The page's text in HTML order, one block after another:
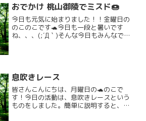
おでかけ 桃山御陵でミスド🍩
今日も元気に始まりました！！金曜日の
のこのこです🐢今日も一段と暑いです
ね、、、(;´Д｀)そんな今日もみんなで元
息吹きレース
皆さんこんにちは、月曜日の🐢のこで
す！今日の活動は、息吹きレースという
ものをしました。簡単に説明すると、長